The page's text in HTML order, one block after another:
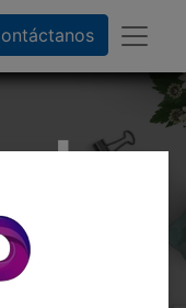
de
de